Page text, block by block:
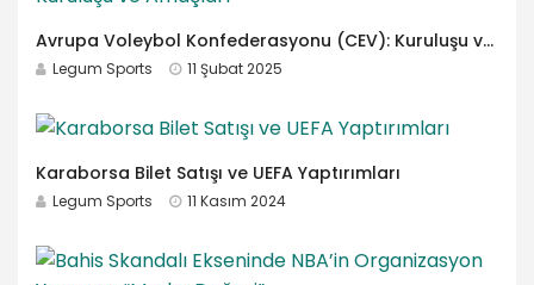
Avrupa Voleybol Konfederasyonu (CEV): Kuruluşu ve Amaçları
Legum Sports 11 Şubat 2025
Karaborsa Bilet Satışı ve UEFA Yaptırımları
Legum Sports 11 Kasım 2024